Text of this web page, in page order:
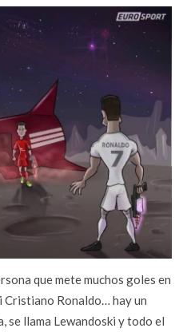
que mete muchos goles en
Cristiano Ronaldo… hay un
se llama Lewandoski y todo el